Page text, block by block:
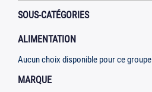
SOUS-CATÉGORIES
ALIMENTATION
Aucun choix disponible pour ce groupe
MARQUE